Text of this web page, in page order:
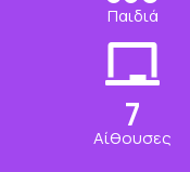
Παιδιά
7
Αίθουσες